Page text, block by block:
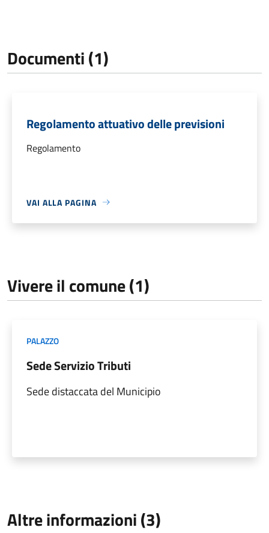
Documenti (1)
Regolamento attuativo delle previsioni
Regolamento
VAI ALLA PAGINA
Vivere il comune (1)
PALAZZO
Sede Servizio Tributi
Sede distaccata del Municipio
Altre informazioni (3)